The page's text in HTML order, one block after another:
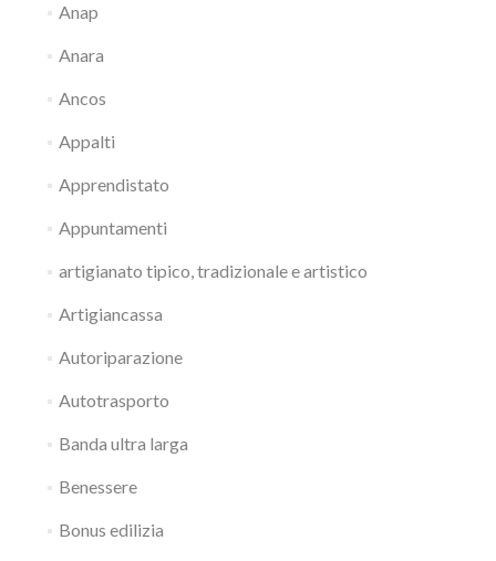
Anap
Anara
Ancos
Appalti
Apprendistato
Appuntamenti
artigianato tipico, tradizionale e artistico
Artigiancassa
Autoriparazione
Autotrasporto
Banda ultra larga
Benessere
Bonus edilizia